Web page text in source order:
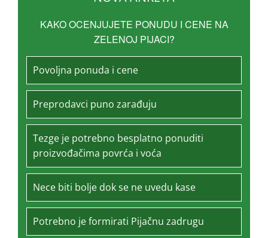
KAKO OCENJUJETE PONUDU I CENE NA
ZELENOJ PIJACI?
Povoljna ponuda i cene
Preprodavci puno zarađuju
Tezge je potrebno besplatno ponuditi
proizvođačima povrća i voća
Nece biti bolje dok se ne uvedu kase
Potrebno je formirati Pijačnu zadrugu